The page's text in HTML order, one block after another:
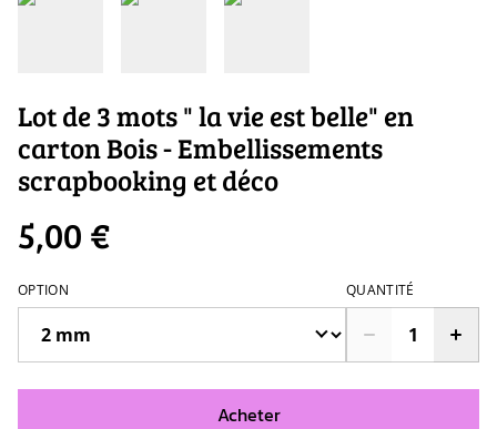
Lot de 3 mots " la vie est belle" en
carton Bois - Embellissements
scrapbooking et déco
5,00 €
OPTION QUANTITÉ
Acheter